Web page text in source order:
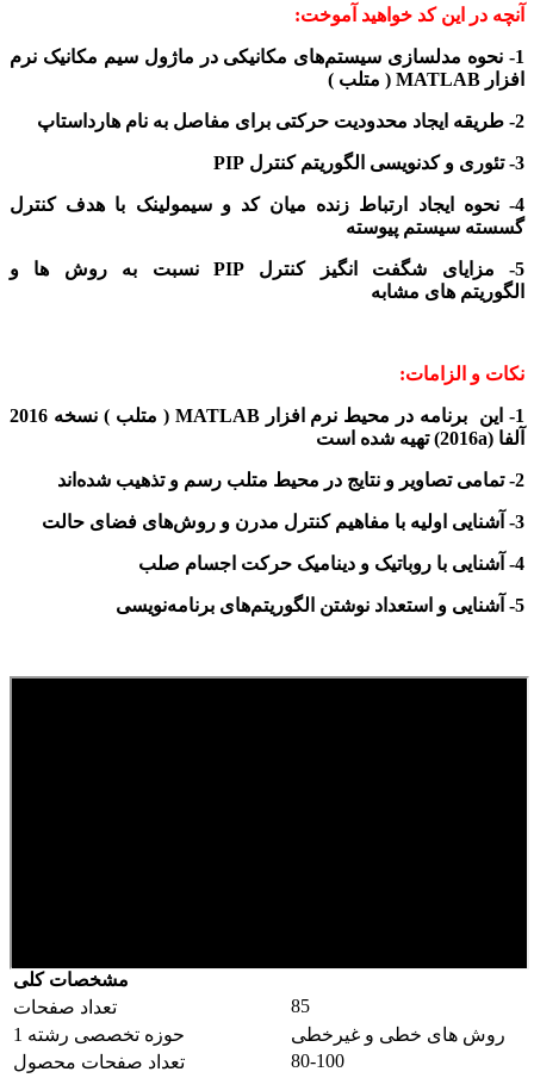
آنچه در این کد خواهید آموخت:
1- نحوه مدلسازی سیستم‌های مکانیکی در ماژول سیم مکانیک
نرم
افزار MATLAB ( متلب )
2- طریقه ایجاد محدودیت حرکتی برای مفاصل به نام هارداستاپ
3- تئوری و کدنویسی الگوریتم کنترل PIP
4- نحوه ایجاد ارتباط زنده میان کد و سیمولینک با هدف کنترل
گسسته سیستم پیوسته
5- مزایای شگفت انگیز کنترل PIP نسبت به روش ها و
الگوریتم های مشابه
نکات و الزامات:
1- این برنامه در محیط نرم افزار MATLAB ( متلب )
نسخه 2016
آلفا (2016a) تهیه شده است
2- تمامی تصاویر و نتایج در محیط متلب رسم و تذهیب شده‌اند
3- آشنایی اولیه با مفاهیم کنترل مدرن و روش‌های فضای حالت
4- آشنایی با روباتیک و دینامیک حرکت اجسام صلب
5- آشنایی و استعداد نوشتن الگوریتم‌های برنامه‌نویسی
مشخصات کلی
تعداد صفحات
85
حوزه تخصصی رشته 1
روش های خطی و غیرخطی
تعداد صفحات محصول
80-100